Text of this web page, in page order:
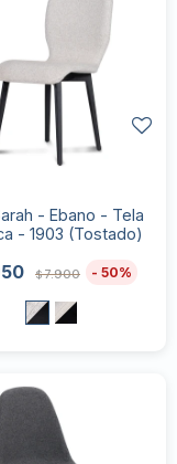
- Ebano - Tela
- 1903 (Tostado)
$7.900 50